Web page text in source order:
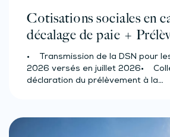
Cotisations sociales en
décalage de paie +
source des salariés et
(effectif d’au moins 50
• Transmission de la DSN pour
2026 versés en juillet 2026•
déclaration du prélèvement à la…